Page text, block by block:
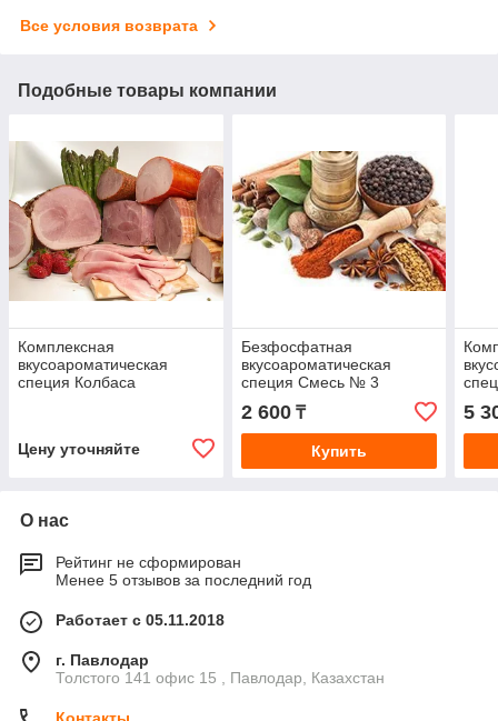
Все условия возврата
Подобные товары компании
Комплексная
вкусоароматическая
специя Колбаса
Цену уточняйте
Безфосфатная
вкусоароматическая
специя Смесь № 3
2 600₸
Купить
5
О нас
Рейтинг не сформирован
Менее 5 отзывов за последний год
Работает с 05.11.2018
г. Павлодар
Толстого 141 офис 15 , Павлодар, Казахстан